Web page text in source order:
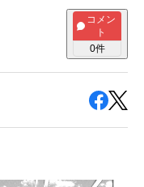
コメン
ト
0件